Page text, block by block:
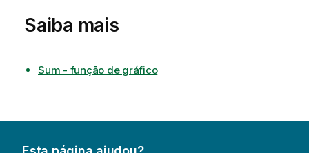
Saiba mais
Sum - função de gráfico